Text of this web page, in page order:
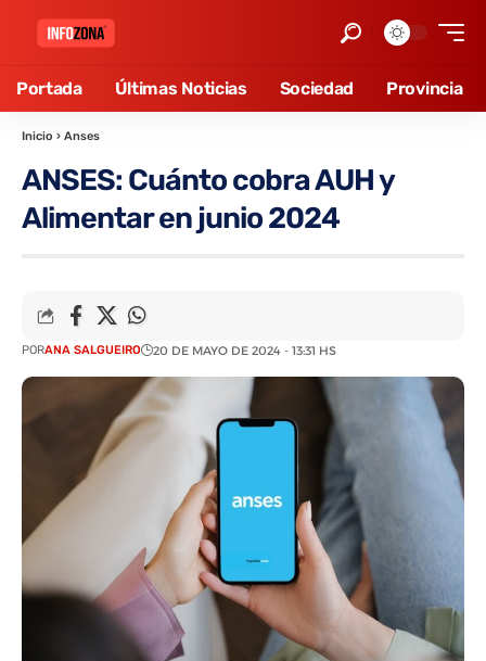
Portada Últimas Noticias Sociedad Provincia
Inicio › Anses
ANSES: Cuánto cobra AUH y
Alimentar en junio 2024
PORANA SALGUEIRO 20 DE MAYO DE 2024 - 13:31 HS